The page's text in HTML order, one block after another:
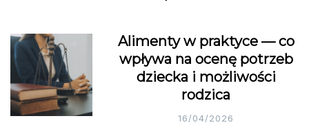
Alimenty w praktyce — co
wpływa na ocenę potrzeb
dziecka i możliwości
rodzica
16/04/2026